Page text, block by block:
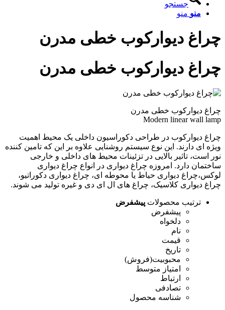
جستجو
منو منو
چراغ دیوارکوب خطی مدرن
چراغ دیوارکوب خطی مدرن
چراغ دیوارکوب خطی مدرن
Modern linear wall lamp
چراغ دیوارکوب در طراحی دکوراسیون داخلی یک محیط اهمیت
ویژه ای دارند. این نوع سیستم روشنایی علاوه بر این که تامین کننده
نور است، تاثیر بالایی در تزئینات محیط های داخلی و خارجی
ساختمان دارد. امروزه چراغ دیواری در انواع چراغ دیواری
لوکس،چراغ دیواری حیاط یا محوطه ای، چراغ دیواری دکوراتیو،
چراغ دیواری کلاسیک، چراغ های ال ای دی و غیره تولید می شوند.
ترتیب محصولات پیشفرض
پیشفرض
دلخواه
نام
قیمت
تاریخ
محبوبیت(فروش)
امتیاز متوسط
ارتباط
تصادفی
شناسه محصول